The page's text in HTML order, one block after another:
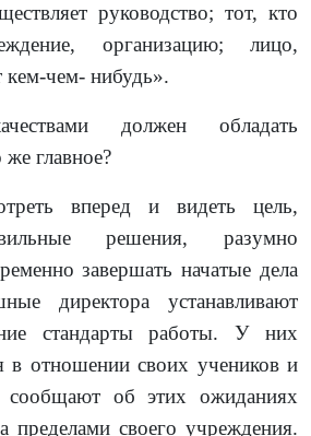
руководство; тот, кто
организацию; лицо,
кем-чем- нибудь».
должен обладать
главное?
вперед и видеть цель,
решения, разумно
завершать начатые дела
директора устанавливают
стандарты работы. У них
в отношении своих учеников и
сообщают об этих ожиданиях
пределами своего учреждения.